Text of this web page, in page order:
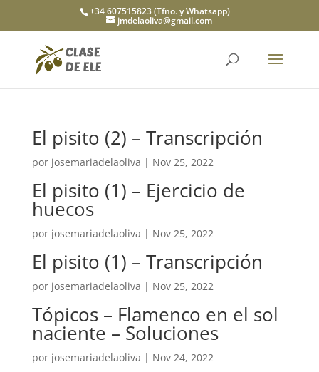
+34 607515823 (Tfno. y Whatsapp)
jmdelaoliva@gmail.com
El pisito (2) – Transcripción
por josemariadelaoliva | Nov 25, 2022
El pisito (1) – Ejercicio de
huecos
por josemariadelaoliva | Nov 25, 2022
El pisito (1) – Transcripción
por josemariadelaoliva | Nov 25, 2022
Tópicos – Flamenco en el sol
naciente – Soluciones
por josemariadelaoliva | Nov 24, 2022